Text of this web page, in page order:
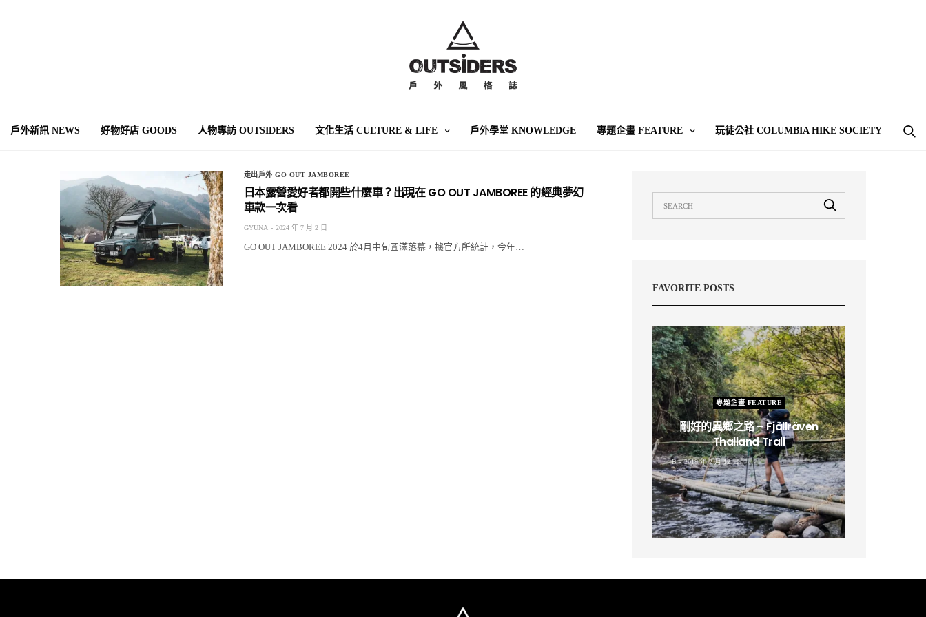
戶外新訊 NEWS 好物好店 GOODS 人物專訪 OUTSIDERS 文化生活 CULTURE & LIFE 戶外學堂 KNOWLEDGE 專題企畫 FEATURE 玩徒公社 COLUMBIA HIKE SOCIETY
走出戶外 GO OUT JAMBOREE
日本露營愛好者都開些什麼車？出現在 GO OUT JAMBOREE 的經典夢幻
車款一次看
GYUNA 2024 年 7 月 2 日
GO OUT JAMBOREE 2024 於4月中旬圓滿落幕，據官方所統計，今年…
FAVORITE POSTS
專題企畫 FEATURE
剛好的異鄉之路 – Fjällräven
Thailand Trail
B 2019 年 2 月 12 日